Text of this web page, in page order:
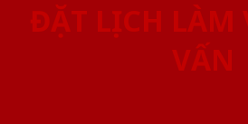
ĐẶT LỊCH LÀM
VẤN